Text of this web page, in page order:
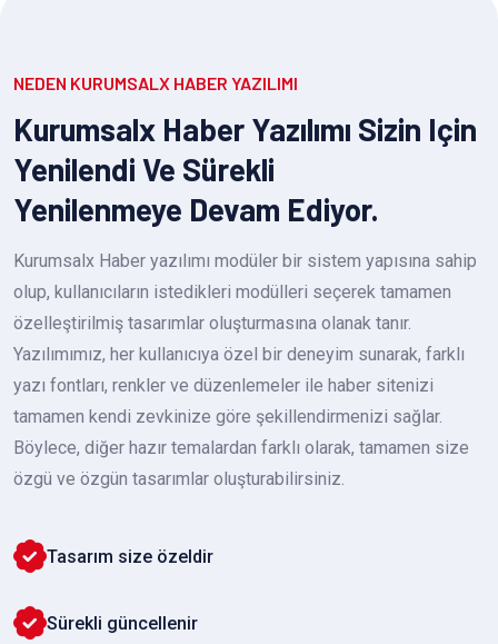
NEDEN KURUMSALX HABER YAZILIMI
Kurumsalx Haber Yazılımı Sizin Için
Yenilendi Ve Sürekli
Yenilenmeye Devam Ediyor.
Kurumsalx Haber yazılımı modüler bir sistem yapısına sahip
olup, kullanıcıların istedikleri modülleri seçerek tamamen
özelleştirilmiş tasarımlar oluşturmasına olanak tanır.
Yazılımımız, her kullanıcıya özel bir deneyim sunarak, farklı
yazı fontları, renkler ve düzenlemeler ile haber sitenizi
tamamen kendi zevkinize göre şekillendirmenizi sağlar.
Böylece, diğer hazır temalardan farklı olarak, tamamen size
özgü ve özgün tasarımlar oluşturabilirsiniz.
Tasarım size özeldir
Sürekli güncellenir